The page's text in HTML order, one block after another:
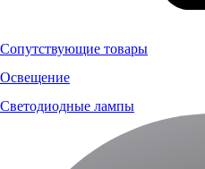
Сопутствующие товары
Освещение
Светодиодные лампы